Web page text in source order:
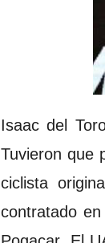
Isaac del
Tuvieron que
ciclista
contratado